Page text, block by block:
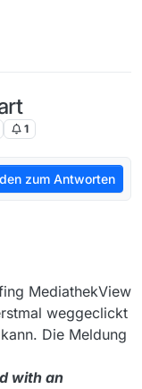
1
zum Antworten
MediathekView
weggeclickt
Die Meldung
with an